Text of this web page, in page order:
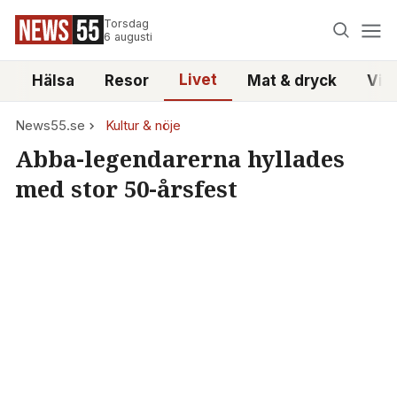
Torsdag
6 augusti
Hälsa Resor Livet Mat & dryck
News55.se Kultur & nöje
Abba-legendarerna hyllades
med stor 50-årsfest